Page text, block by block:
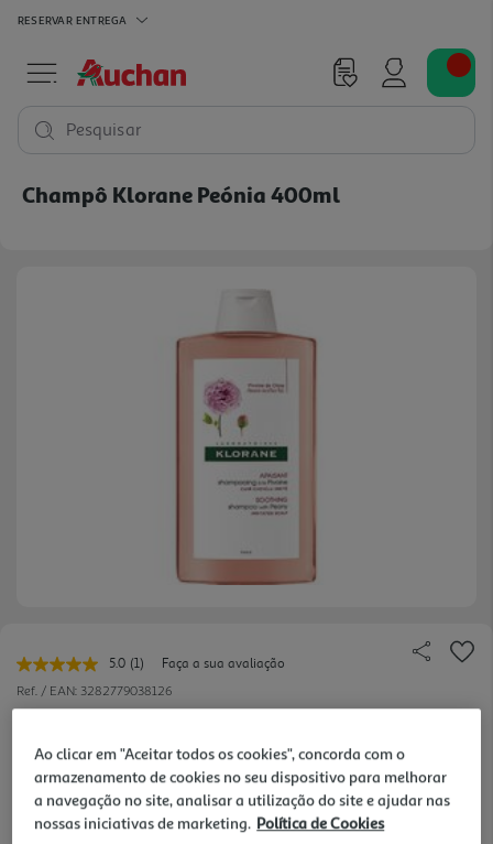
RESERVAR ENTREGA
Pesquisar
Champô Klorane Peónia 400ml
5.0 Leu
uma
avaliação.
para
a
mesma
página.
(1)
Faça a sua avaliação
Ref. / EAN: 3282779038126
20,20 €
Ao clicar em "Aceitar todos os cookies", concorda com o
armazenamento de cookies no seu dispositivo para melhorar
a navegação no site, analisar a utilização do site e ajudar nas
nossas iniciativas de marketing. Política de Cookies